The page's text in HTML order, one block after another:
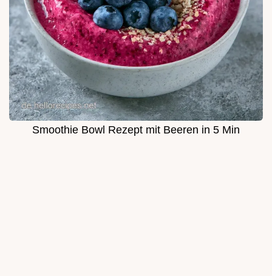
Smoothie Bowl Rezept mit Beeren in 5 Min